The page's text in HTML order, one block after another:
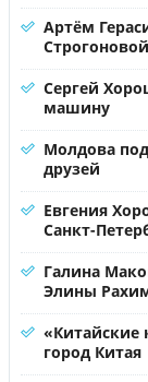
Артём
Строгоновой
Сергей
машину
Молдова
друзей
Евгения
Санкт-
Галина
Элины
«Китайские
город Китая